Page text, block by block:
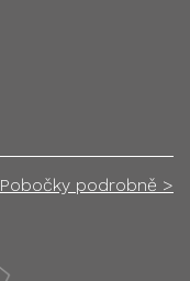
Pobočky podrobně >